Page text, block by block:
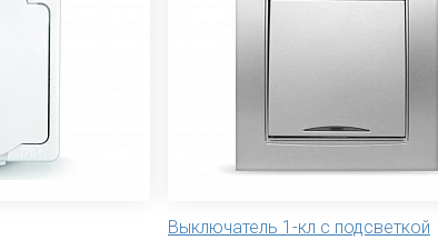
Выключатель 1-кл с подсветкой